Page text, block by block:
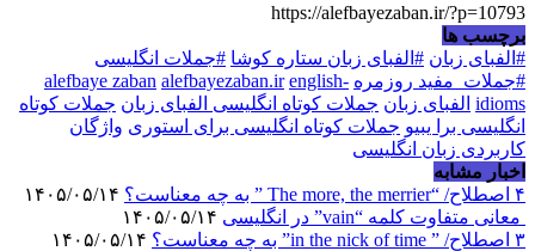
https://alefbayezaban.ir/?p=10793
برچسب ها
#الفبای زبان #الفبای زبان ستاره کوشا #جملات انگلیسی
#جملات_مفید روزمره
alefbaye zaban alefbayezaban.ir english-
idioms الفبای زبان جملات کوتاه انگلیسی الفبای زبان جملات کوتاه
انگلیسی برا یبیو جملات کوتاه انگلیسی برای استوری واژگان
کاربردی زبان انگلیسی
اخبار مشابه
۴ اصطلاح/ “The more, the merrier ” به چه معناست؟
معانی متفاوت کلمه “vain” در انگلیسی
۳ اصطلاح/ ” in the nick of time” به چه معناست؟